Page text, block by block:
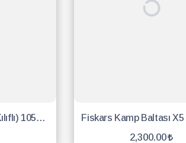
Fiskars CL-541 Pala (Kılıflı) 1051234 Fiskars Kamp Baltası X5
2,300.00